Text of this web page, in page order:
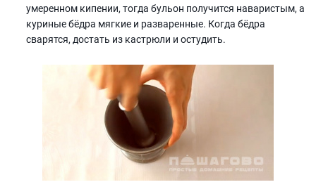
умеренном кипении, тогда бульон получится наваристым, а
куриные бёдра мягкие и разваренные. Когда бёдра
сварятся, достать из кастрюли и остудить.